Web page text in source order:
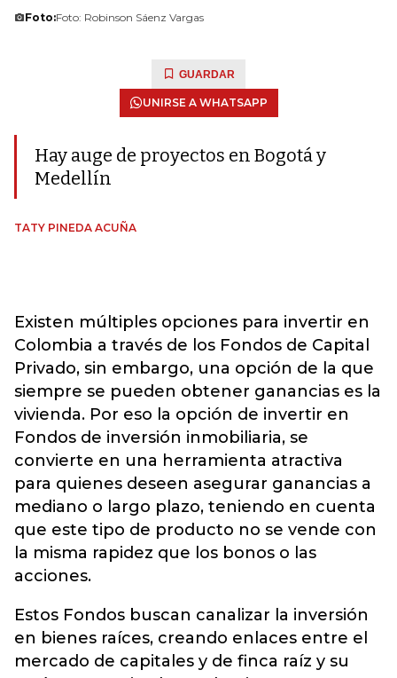
Foto:Foto: Robinson Sáenz Vargas
GUARDAR
UNIRSE A WHATSAPP
Hay auge de proyectos en Bogotá y
Medellín
TATY PINEDA ACUÑA
Existen múltiples opciones para invertir en
Colombia a través de los Fondos de Capital
Privado, sin embargo, una opción de la que
siempre se pueden obtener ganancias es la
vivienda. Por eso la opción de invertir en
Fondos de inversión inmobiliaria, se
convierte en una herramienta atractiva
para quienes deseen asegurar ganancias a
mediano o largo plazo, teniendo en cuenta
que este tipo de producto no se vende con
la misma rapidez que los bonos o las
acciones.
Estos Fondos buscan canalizar la inversión
en bienes raíces, creando enlaces entre el
mercado de capitales y de finca raíz y su